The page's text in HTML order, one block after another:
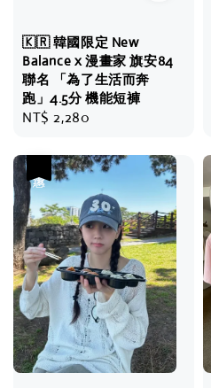
🇰🇷 韓國限定 New
Balance x 漫畫家 旗安84
聯名 「為了生活而奔
跑」4.5分 機能短褲
Regular
NT$ 2,280